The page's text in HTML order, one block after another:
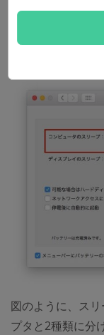
2.スリープ機能
図のように、ス
プタと2種類に分